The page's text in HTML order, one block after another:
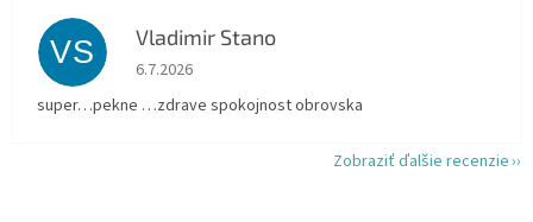
VS Vladimir Stano
Hodnotenie obchodu je 5 z 5 hviezdičiek.
6.7.2026
super…pekne …zdrave spokojnost obrovska
Zobraziť ďalšie recenzie